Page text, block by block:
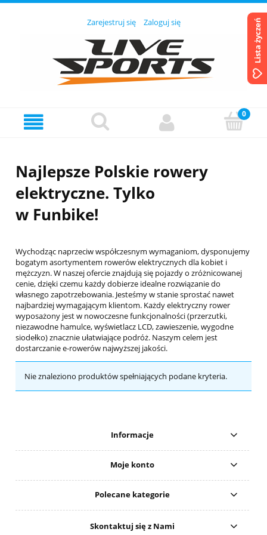
Zarejestruj się Zaloguj się
Najlepsze Polskie rowery
elektryczne. Tylko
w Funbike!
Wychodząc naprzeciw współczesnym wymaganiom, dysponujemy
bogatym asortymentem rowerów elektrycznych dla kobiet i
mężczyzn. W naszej ofercie znajdują się pojazdy o zróżnicowanej
cenie, dzięki czemu każdy dobierze idealne rozwiązanie do
własnego zapotrzebowania. Jesteśmy w stanie sprostać nawet
najbardziej wymagającym klientom. Każdy elektryczny rower
wyposażony jest w nowoczesne funkcjonalności (przerzutki,
niezawodne hamulce, wyświetlacz LCD, zawieszenie, wygodne
siodełko) znacznie ułatwiające podróż. Naszym celem jest
dostarczanie e-rowerów najwyższej jakości.
Nie znaleziono produktów spełniających podane kryteria.
Informacje
Moje konto
Polecane kategorie
Skontaktuj się z Nami
Lista życzeń